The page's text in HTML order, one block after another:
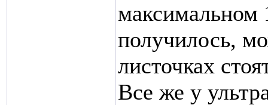
максимальном
получилось,
листочках
Все же у